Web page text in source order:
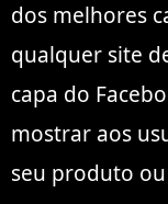
dos melhores
qualquer site
capa do
mostrar aos
seu produto